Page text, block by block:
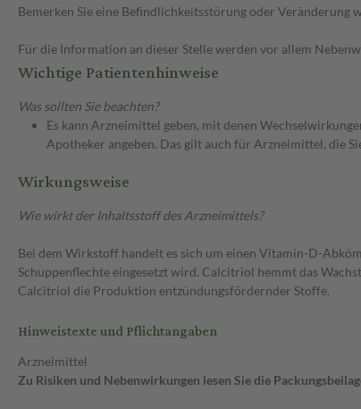
Bemerken Sie eine Befindlichkeitsstörung oder Veränderung
Für die Information an dieser Stelle werden vor allem
Wichtige Patientenhinweise
Was sollten Sie beachten?
Es kann Arzneimittel geben, mit denen
Apotheker angeben. Das gilt auch für Arzneimittel, die
Wirkungsweise
Wie wirkt der Inhaltsstoff des Arzneimittels?
Bei dem Wirkstoff handelt es sich um einen Vitamin-D-
Schuppenflechte eingesetzt wird. Calcitriol hemmt das
Calcitriol die Produktion entzündungsfördernder Stoffe.
Hinweistexte und Pflichtangaben
Arzneimittel
Zu Risiken und Nebenwirkungen lesen Sie die